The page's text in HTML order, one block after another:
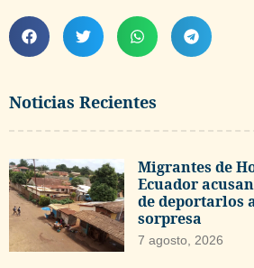
Noticias Recientes
Migrantes de
Ecuador
de deportarlos
sorpresa
7 agosto, 2026